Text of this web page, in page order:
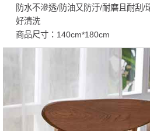
防水不滲透/防油又防汙/耐磨且耐刮/
好清洗
商品尺寸：140cm*180cm